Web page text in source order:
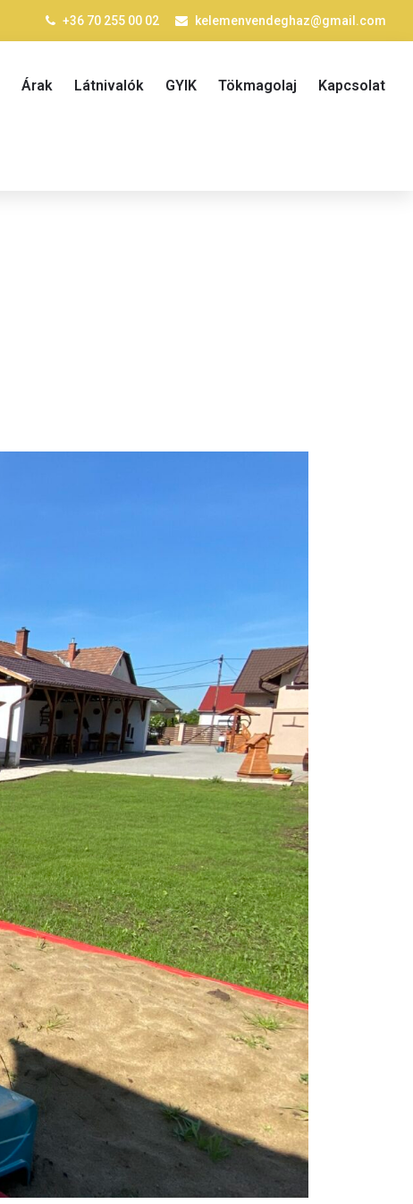
+36 70 255 00 02 kelemenvendeghaz@gmail.com
Árak Látnivalók GYIK Tökmagolaj Kapcsolat